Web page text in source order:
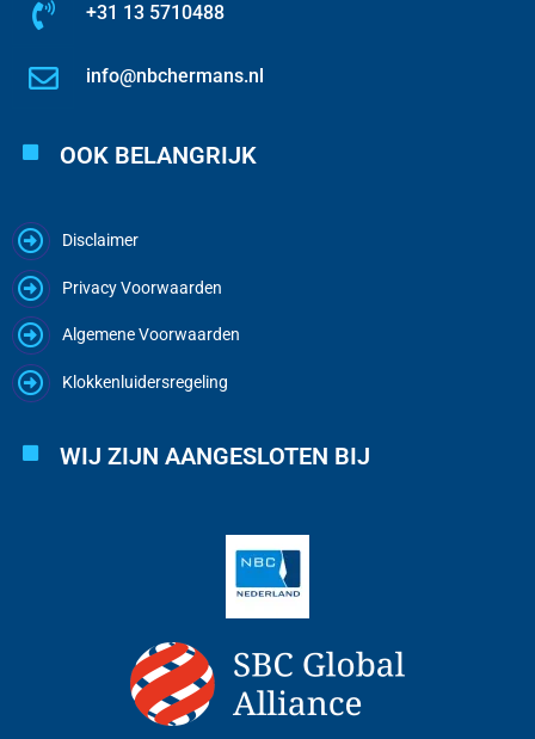
+31 13 5710488
info@nbchermans.nl
OOK BELANGRIJK
Disclaimer
Privacy Voorwaarden
Algemene Voorwaarden
Klokkenluidersregeling
WIJ ZIJN AANGESLOTEN BIJ